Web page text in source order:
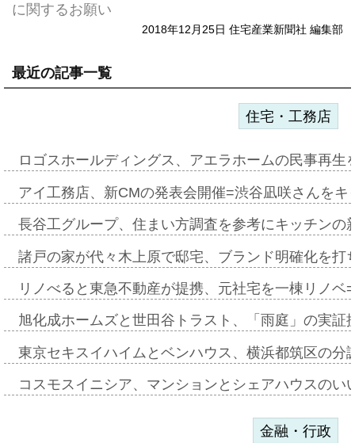
に関するお願い
2018年12月25日 住宅産業新聞社 編集部
最近の記事一覧
住宅・工務店
ロゴスホールディングス、アエラホームの民事再
アイ工務店、新CMの発表会開催=渋谷凪咲さんを
長谷工グループ、住まい方調査を参考にキッチン
諸戸の家が代々木上原で邸宅、ブランド明確化を
リノべると東急不動産が提携、元社宅を一棟リノ
旭化成ホームズと世田谷トラスト、「雨庭」の実
東京セキスイハイムとベンハウス、横浜都筑区の
コスモスイニシア、マンションとシェアハウスの
金融・行政